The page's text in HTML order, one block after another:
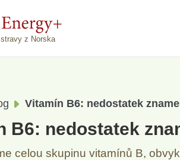
z Norska
Vitamín B6: nedostatek
B6: nedostatek
celou skupinu vitamínů B,